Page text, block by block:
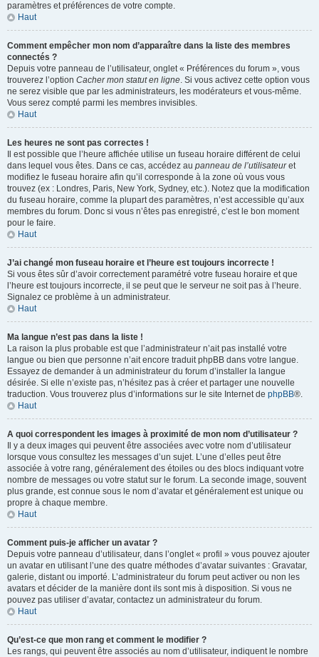
paramètres et préférences de votre compte.
Haut
Comment empêcher mon nom d’apparaître dans la liste des membres
connectés ?
Depuis votre panneau de l’utilisateur, onglet « Préférences du forum », vous
trouverez l’option Cacher mon statut en ligne. Si vous activez cette option vous
ne serez visible que par les administrateurs, les modérateurs et vous-même.
Vous serez compté parmi les membres invisibles.
Haut
Les heures ne sont pas correctes !
Il est possible que l’heure affichée utilise un fuseau horaire différent de celui
dans lequel vous êtes. Dans ce cas, accédez au panneau de l’utilisateuret
modifiez le fuseau horaire afin qu’il corresponde à la zone où vous vous
trouvez (ex : Londres, Paris, New York, Sydney, etc.). Notez que la modification
du fuseau horaire, comme la plupart des paramètres, n’est accessible qu’aux
membres du forum. Donc si vous n’êtes pas enregistré, c’est le bon moment
pour le faire.
Haut
J’ai changé mon fuseau horaire et l’heure est toujours incorrecte !
Si vous êtes sûr d’avoir correctement paramétré votre fuseau horaire et que
l’heure est toujours incorrecte, il se peut que le serveur ne soit pas à l’heure.
Signalez ce problème à un administrateur.
Haut
Ma langue n’est pas dans la liste !
La raison la plus probable est que l’administrateur n’ait pas installé votre
langue ou bien que personne n’ait encore traduit phpBB dans votre langue.
Essayez de demander à un administrateur du forum d’installer la langue
désirée. Si elle n’existe pas, n’hésitez pas à créer et partager une nouvelle
traduction. Vous trouverez plus d’informations sur le site Internet de phpBB®.
Haut
A quoi correspondent les images à proximité de mon nom d’utilisateur ?
Il y a deux images qui peuvent être associées avec votre nom d’utilisateur
lorsque vous consultez les messages d’un sujet. L’une d’elles peut être
associée à votre rang, généralement des étoiles ou des blocs indiquant votre
nombre de messages ou votre statut sur le forum. La seconde image, souvent
plus grande, est connue sous le nom d’avatar et généralement est unique ou
propre à chaque membre.
Haut
Comment puis-je afficher un avatar ?
Depuis votre panneau d’utilisateur, dans l’onglet « profil » vous pouvez ajouter
un avatar en utilisant l’une des quatre méthodes d’avatar suivantes : Gravatar,
galerie, distant ou importé. L’administrateur du forum peut activer ou non les
avatars et décider de la manière dont ils sont mis à disposition. Si vous ne
pouvez pas utiliser d’avatar, contactez un administrateur du forum.
Haut
Qu’est-ce que mon rang et comment le modifier ?
Les rangs, qui peuvent être associés au nom d’utilisateur, indiquent le nombre